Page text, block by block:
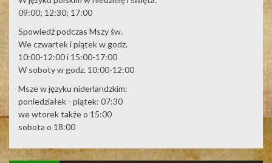
09:00; 12:30; 17:00
Spowiedź podczas Mszy św.
We czwartek i piątek w godz.
10:00-12:00 i 15:00-17:00
W soboty w godz. 10:00-12:00
Msze w języku niderlandzkim:
poniedziałek - piątek: 07:30
we wtorek także o 15:00
sobota o 18:00